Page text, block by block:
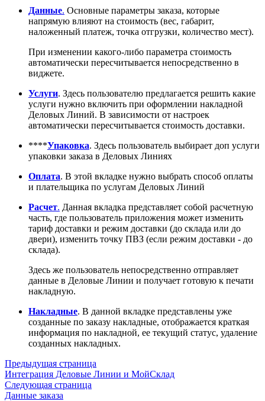
Данные. Основные параметры заказа, которые
напрямую влияют на стоимость (вес, габарит,
наложенный платеж, точка отгрузки, количество мест).
При изменении какого-либо параметра стоимость
автоматически пересчитывается непосредственно в
виджете.
Услуги. Здесь пользователю предлагается решить какие
услуги нужно включить при оформлении накладной
Деловых Линий. В зависимости от настроек
автоматически пересчитывается стоимость доставки.
****Упаковка. Здесь пользователь выбирает доп услуги
упаковки заказа в Деловых Линиях
Оплата. В этой вкладке нужно выбрать способ оплаты
и плательщика по услугам Деловых Линий
Расчет. Данная вкладка представляет собой расчетную
часть, где пользователь приложения может изменить
тариф доставки и режим доставки (до склада или до
двери), изменить точку ПВЗ (если режим доставки - до
склада).
Здесь же пользователь непосредственно отправляет
данные в Деловые Линии и получает готовую к печати
накладную.
Накладные. В данной вкладке представлены уже
созданные по заказу накладные, отображается краткая
информация по накладной, ее текущий статус, удаление
созданных накладных.
Предыдущая страница
Интеграция Деловые Линии и МойСклад
Следующая страница
Данные заказа